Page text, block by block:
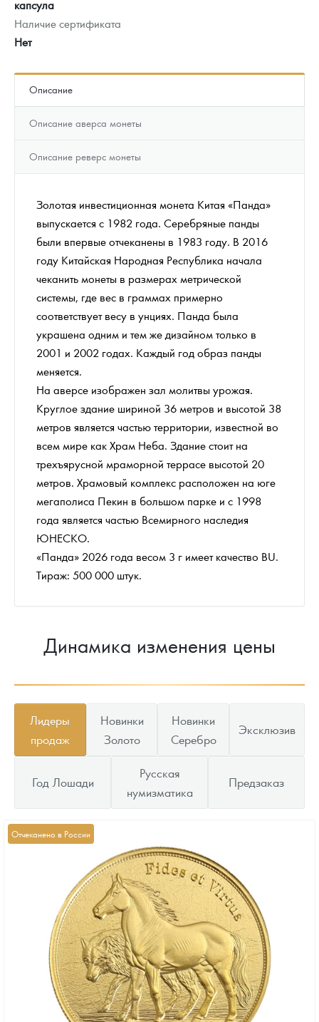
капсула
Наличие сертификата
Нет
Описание
Описание аверса монеты
Описание реверс монеты
Золотая инвестиционная монета Китая «Панда»
выпускается с 1982 года. Серебряные панды
были впервые отчеканены в 1983 году. В 2016
году Китайская Народная Республика начала
чеканить монеты в размерах метрической
системы, где вес в граммах примерно
соответствует весу в унциях. Панда была
украшена одним и тем же дизайном только в
2001 и 2002 годах. Каждый год образ панды
меняется.
На аверсе изображен зал молитвы урожая.
Круглое здание шириной 36 метров и высотой 38
метров является частью территории, известной во
всем мире как Храм Неба. Здание стоит на
трехъярусной мраморной террасе высотой 20
метров. Храмовый комплекс расположен на юге
мегаполиса Пекин в большом парке и с 1998
года является частью Всемирного наследия
ЮНЕСКО.
«Панда» 2026 года весом 3 г имеет качество BU.
Тираж: 500 000 штук.
Динамика изменения цены
Лидеры
продаж
Новинки
Золото
Новинки
Серебро
Эксклюзив
Год Лошади
Русская
нумизматика
Предзаказ
Отчеканено в России